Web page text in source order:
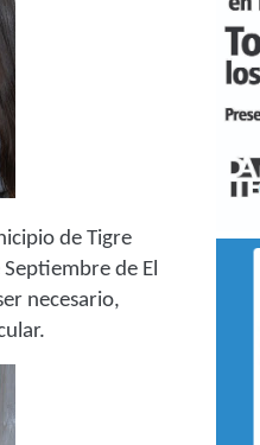
de Tigre
de El
necesario,